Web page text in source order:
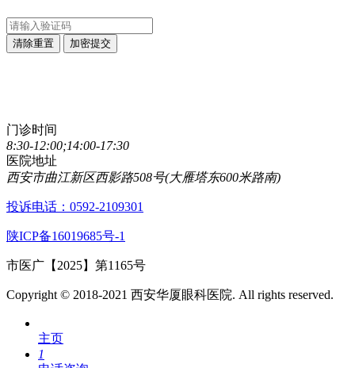
清除重置 加密提交
门诊时间
8:30-12:00;14:00-17:30
医院地址
西安市曲江新区西影路508号(大雁塔东600米路南)
投诉电话：0592-2109301
陕ICP备16019685号-1
市医广【2025】第1165号
Copyright © 2018-2021 西安华厦眼科医院. All rights reserved.
主页
1